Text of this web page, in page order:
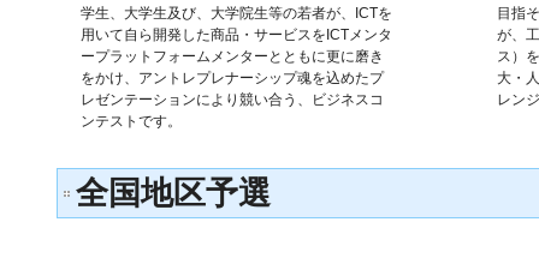
学生、大学生及び、大学院生等の若者が、ICTを
用いて自ら開発した商品・サービスをICTメンタ
ープラットフォームメンターとともに更に磨き
をかけ、アントレプレナーシップ魂を込めたプ
レゼンテーションにより競い合う、ビジネスコ
ンテストです。
目指
が、
ス）
大・
レン
全国地区予選